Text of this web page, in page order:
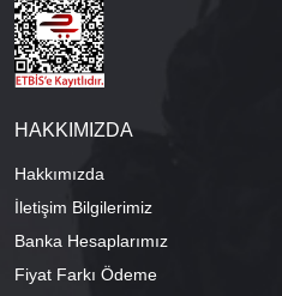
HAKKIMIZDA
Hakkımızda
İletişim Bilgilerimiz
Banka Hesaplarımız
Fiyat Farkı Ödeme